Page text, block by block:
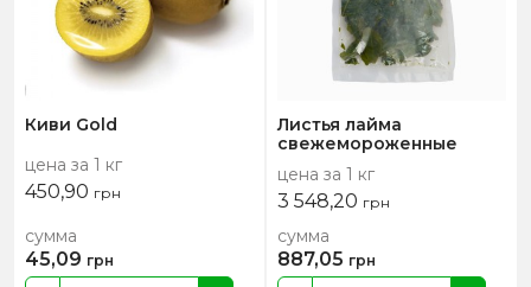
Киви Gold
цена за 1 кг
450,90 грн
сумма
45,09 грн
Листья лайма
свежемороженные
цена за 1 кг
3 548,20 грн
сумма
887,05 грн